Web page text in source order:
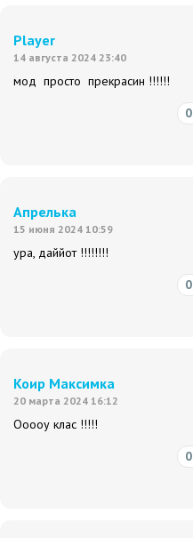
Player
14 августа 2024 23:40
мод просто прекрасин !!!!!!
0
Апрелька
15 июня 2024 10:59
ура, даййот !!!!!!!!
0
Коир Максимка
20 марта 2024 16:12
Ооооу клас !!!!!
0